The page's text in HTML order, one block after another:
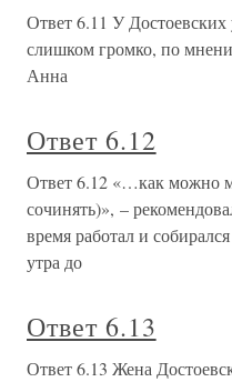
Ответ 6.11 У
слишком громко, по
Анна
Ответ 6.12
Ответ 6.12 «…как можно
сочинять)», –
время работал и
утра до
Ответ 6.13
Ответ 6.13 Жена